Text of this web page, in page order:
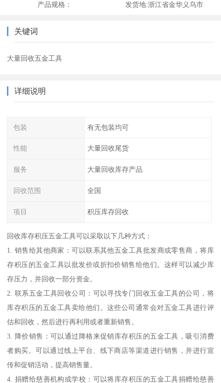
产品规格： 发货地:浙江省金华义乌市
关键词
大量回收五金工具
详细说明
包装 有无包装均可
性能 大量回收尾货
服务 大量回收库存产品
回收范围 全国
项目 积压库存回收
回收库存积压五金工具可以采取以下几种方式：
1. 销售给其他商家：可以联系其他五金工具批发商或零售商，将库
存积压的五金工具以批发价或折扣价销售给他们。这样可以减少库
存压力，并回收一部分资金。
2. 联系五金工具回收公司：可以寻找专门回收五金工具的公司，将
库存积压的五金工具卖给他们。这些公司通常会对五金工具进行评
估和回收，然后进行再利用或者重新销售。
3. 降价销售：可以通过降格来促销库存积压的五金工具，吸引消费
者购买。可以通过线上平台、线下商店等渠道进行销售，并进行宣
传和促销活动，提高销售量。
4. 捐赠给慈善机构或学校：可以将库存积压的五金工具捐赠给慈善